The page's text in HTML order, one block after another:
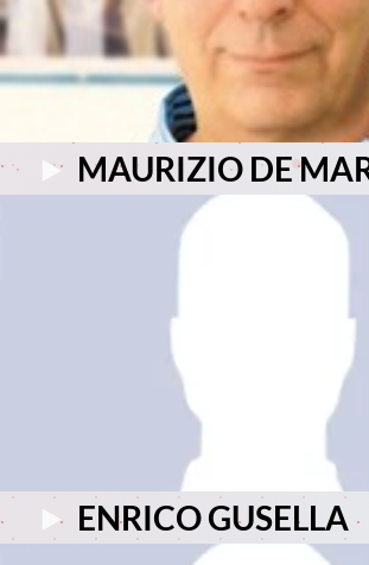
MAURIZIO DE
ENRICO GUSELLA